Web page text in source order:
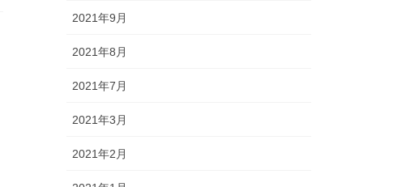
2021年9月
2021年8月
2021年7月
2021年3月
2021年2月